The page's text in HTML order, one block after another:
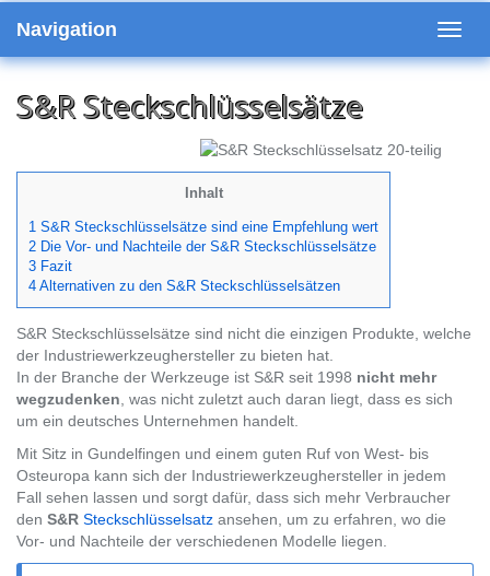
main
Navigation
S&R Steckschlüsselsätze
Inhalt
1 S&R Steckschlüsselsätze sind eine Empfehlung wert
2 Die Vor- und Nachteile der S&R Steckschlüsselsätze
3 Fazit
4 Alternativen zu den S&R Steckschlüsselsätzen
S&R Steckschlüsselsätze sind nicht die einzigen Produkte, welche
der Industriewerkzeughersteller zu bieten hat.
In der Branche der Werkzeuge ist S&R seit 1998 nicht mehr
wegzudenken, was nicht zuletzt auch daran liegt, dass es sich
um ein deutsches Unternehmen handelt.
Mit Sitz in Gundelfingen und einem guten Ruf von West- bis
Osteuropa kann sich der Industriewerkzeughersteller in jedem
Fall sehen lassen und sorgt dafür, dass sich mehr Verbraucher
den S&R Steckschlüsselsatz ansehen, um zu erfahren, wo die
Vor- und Nachteile der verschiedenen Modelle liegen.